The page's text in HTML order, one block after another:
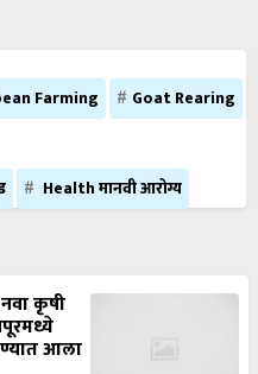
Farming
Goat Rearing
Health मानवी आरोग्य
कृषी
आला